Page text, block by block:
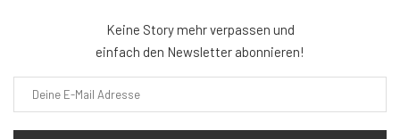
Keine Story mehr verpassen und
einfach den Newsletter abonnieren!